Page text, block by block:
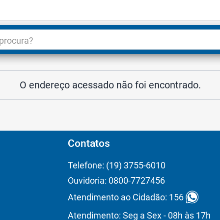
O endereço acessado não foi encontrado.
Contatos
Telefone: (19) 3755-6010
Ouvidoria: 0800-7727456
Atendimento ao Cidadão: 156
Atendimento: Seg a Sex - 08h às 17h